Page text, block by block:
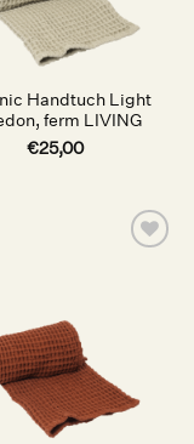
Handtuch Light
ferm LIVING
€25,00